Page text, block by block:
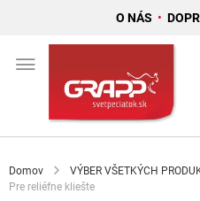
O NÁS •
Domov VÝBER VŠETKÝCH
Pre reliéfne kliešte